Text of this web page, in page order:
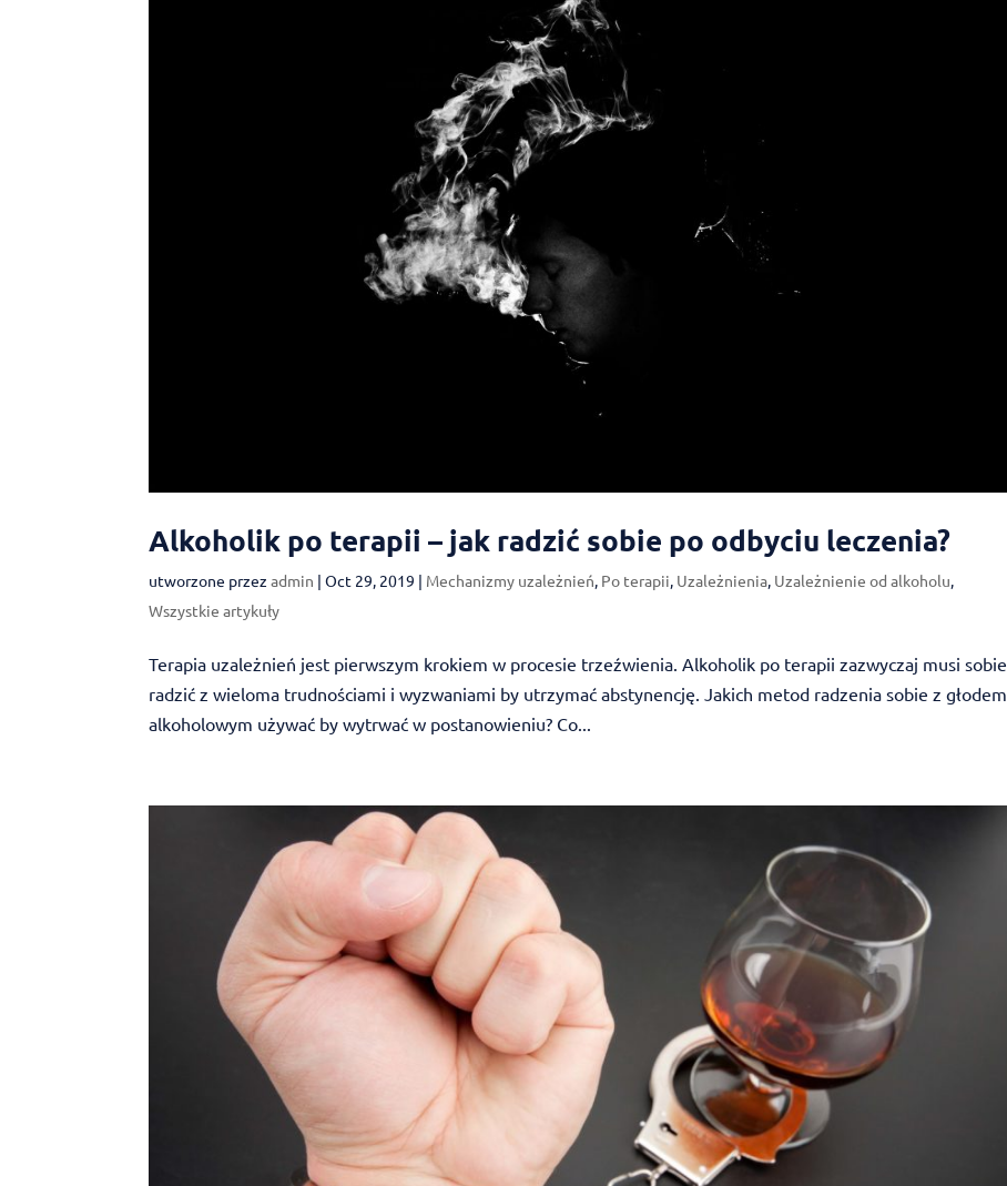
Alkoholik po terapii – jak radzić sobie po odbyciu leczenia?
utworzone przezadmin |Oct 29, 2019 | Mechanizmy uzależnień, Po terapii, Uzależnienia, Uzależnienie od alkoholu,
Wszystkie artykuły
Terapia uzależnień jest pierwszym krokiem w procesie trzeźwienia. Alkoholik po terapii zazwyczaj musi sobie
radzić z wieloma trudnościami i wyzwaniami by utrzymać abstynencję. Jakich metod radzenia sobie z głodem
alkoholowym używać by wytrwać w postanowieniu? Co...